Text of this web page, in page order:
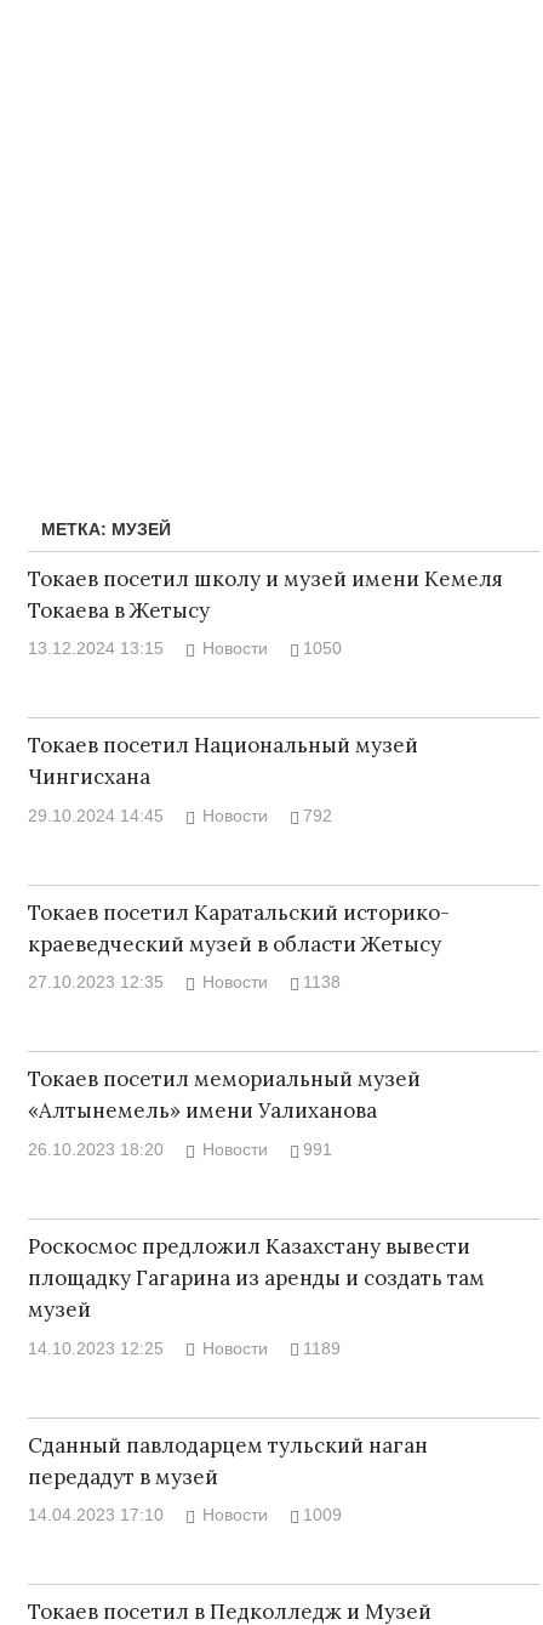
МЕТКА: МУЗЕЙ
Токаев посетил школу и музей имени Кемеля
Токаева в Жетысу
13.12.2024 13:15 Новости 1050
Токаев посетил Национальный музей
Чингисхана
29.10.2024 14:45 Новости 792
Токаев посетил Каратальский историко-
краеведческий музей в области Жетысу
27.10.2023 12:35 Новости 1138
Токаев посетил мемориальный музей
«Алтынемель» имени Уалиханова
26.10.2023 18:20 Новости 991
Роскосмос предложил Казахстану вывести
площадку Гагарина из аренды и создать там
музей
14.10.2023 12:25 Новости 1189
Сданный павлодарцем тульский наган
передадут в музей
14.04.2023 17:10 Новости 1009
Токаев посетил в Педколледж и Музей